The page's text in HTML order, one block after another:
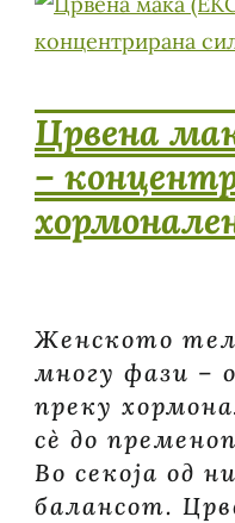
Црвена
–
Женското
многу фази –
преку
сè до
Во секоја од
балансот.